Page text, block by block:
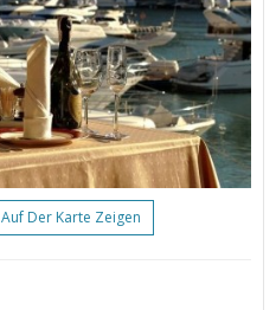
Auf Der Karte Zeigen